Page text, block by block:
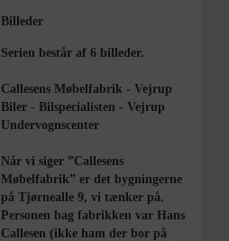
Billeder
Serien består af 6 billeder.
Callesens Møbelfabrik - Vejrup
Biler - Bilspecialisten - Vejrup
Undervognscenter
Når vi siger ”Callesens
Møbelfabrik” er det bygningerne
på Tjørnealle 9, vi tænker på.
Personen bag fabrikken var Hans
Callesen (ikke ham der bor på